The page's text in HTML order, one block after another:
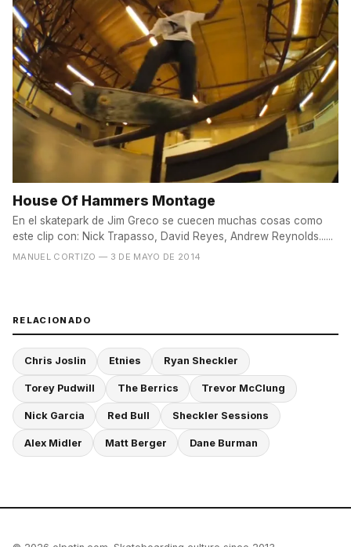
House Of Hammers Montage
En el skatepark de Jim Greco se cuecen muchas cosas como
este clip con: Nick Trapasso, David Reyes, Andrew Reynolds......
MANUEL CORTIZO — 3 DE MAYO DE 2014
RELACIONADO
Chris Joslin Etnies Ryan Sheckler
Torey Pudwill The Berrics Trevor McClung
Nick Garcia Red Bull Sheckler Sessions
Alex Midler Matt Berger Dane Burman